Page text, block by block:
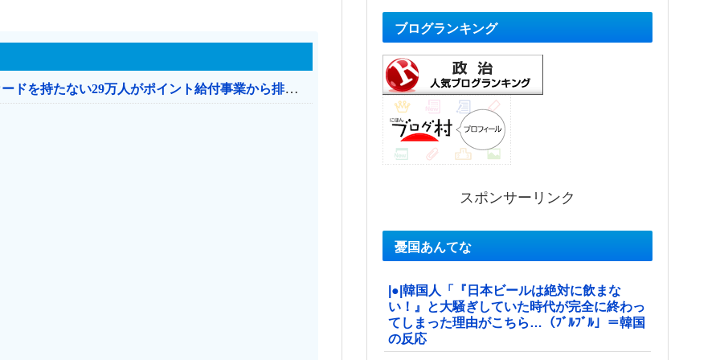
共産党「これは酷い…京都市でマイナンバーカードを持たない29万人がポイント給付事業から排除された」
ブログランキング
スポンサーリンク
憂国あんてな
|●|韓国人「『日本ビールは絶対に飲まな
い！』と大騒ぎしていた時代が完全に終わっ
てしまった理由がこちら…（ﾌﾞﾙﾌﾞﾙ」＝韓国
の反応